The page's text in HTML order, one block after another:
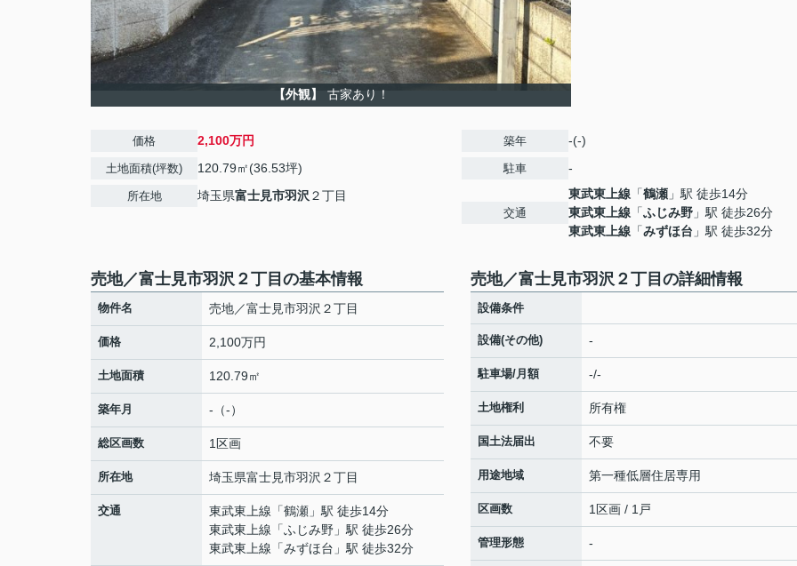
【外観】 古家あり！
価格 2,100万円
土地面積(坪数) 120.79㎡(36.53坪)
所在地 埼玉県富士見市羽沢 ２丁目
築年 -(-)
駐車 -
交通
東武東上線 「鶴瀬 」駅 徒歩14分
東武東上線 「ふじみ野 」駅 徒歩26分
東武東上線 「みずほ台 」駅 徒歩32分
売地／富士見市羽沢２丁目の基本情報
物件名 売地／富士見市羽沢２丁目
価格 2,100万円
土地面積 120.79㎡
築年月 -（-）
総区画数 1区画
所在地 埼玉県富士見市羽沢 ２丁目
交通 東武東上線 「鶴瀬 」駅 徒歩14分
東武東上線 「ふじみ野 」駅 徒歩26分
東武東上線 「みずほ台 」駅 徒歩32分
売地／富士見市羽沢２丁目の詳細情報
設備条件
設備(その他) -
駐車場/月額 -/-
土地権利 所有権
国土法届出 不要
用途地域 第一種低層住居専用
区画数 1区画 / 1戸
管理形態 -